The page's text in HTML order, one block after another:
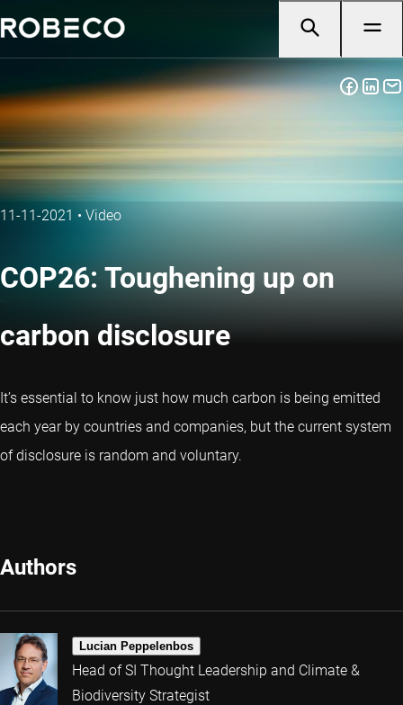
11-11-2021 • Video
COP26: Toughening up on
carbon disclosure
It’s essential to know just how much carbon is being emitted
each year by countries and companies, but the current system
of disclosure is random and voluntary.
Authors
Lucian Peppelenbos
Head of SI Thought Leadership and Climate &
Biodiversity Strategist